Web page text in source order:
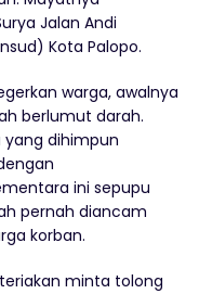
Jalan Andi
Kota Palopo.
warga, awalnya
berlumut darah.
yang dihimpun
ini sepupu
pernah diancam
korban.
minta tolong